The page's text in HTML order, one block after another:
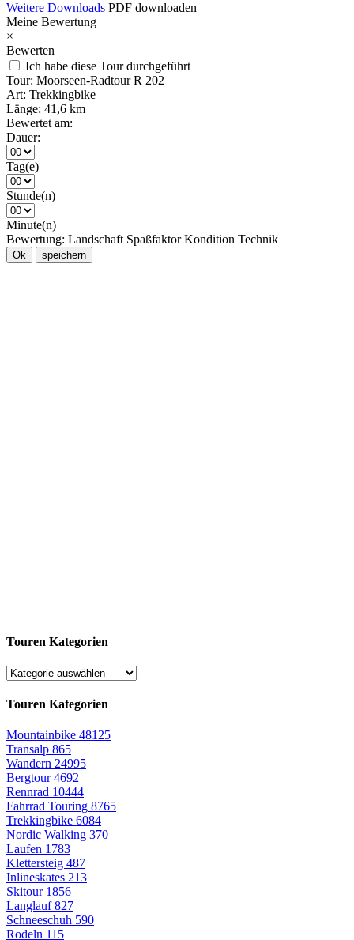
Weitere Downloads PDF downloaden
Meine Bewertung
×
Bewerten
Ich habe diese Tour durchgeführt
Tour: Moorseen-Radtour R 202
Art: Trekkingbike
Länge: 41,6 km
Bewertet am:
Dauer:
Tag(e)
Stunde(n)
Minute(n)
Bewertung: Landschaft Spaßfaktor Kondition Technik
Ok speichern
Touren Kategorien
Touren Kategorien
Mountainbike 48125
Transalp 865
Wandern 24995
Bergtour4692
Rennrad 10444
Fahrrad Touring 8765
Trekkingbike 6084
Nordic Walking 370
Laufen 1783
Klettersteig 487
Inlineskates 213
Skitour 1856
Langlauf827
Schneeschuh 590
Rodeln 115